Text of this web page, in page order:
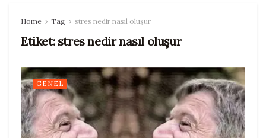
Home Tag stres nedir nasıl oluşur
Etiket: stres nedir nasıl oluşur
GENEL